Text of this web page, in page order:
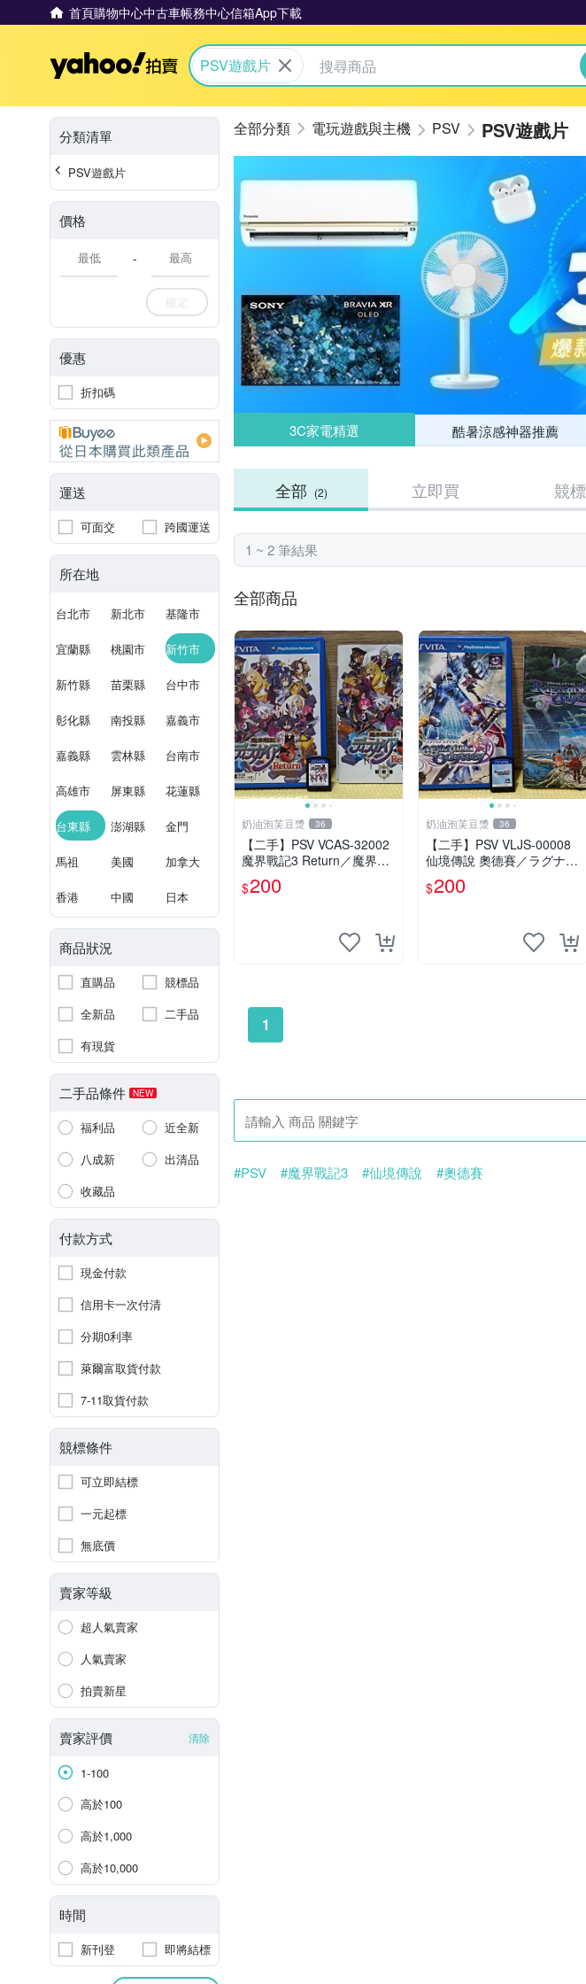
首頁購物中心中古車帳務中心信箱App下載
Yahoo拍賣
PSV遊戲片
分類清單
PSV遊戲片
價格
-
確定
優惠
折扣碼
運送
可面交 跨國運送
所在地
台北市 新北市 基隆市
宜蘭縣 桃園市 新竹市
新竹縣 苗栗縣 台中市
彰化縣 南投縣 嘉義市
嘉義縣 雲林縣 台南市
高雄市 屏東縣 花蓮縣
台東縣 澎湖縣 金門
馬祖 美國 加拿大
香港 中國 日本
商品狀況
直購品
競標品
全新品
二手品
有現貨
二手品條件 NEW
福利品
近全新
八成新
出清品
收藏品
付款方式
現金付款
信用卡一次付清
分期0利率
萊爾富取貨付款
7-11取貨付款
競標條件
可立即結標
一元起標
無底價
賣家等級
超人氣賣家
人氣賣家
拍賣新星
賣家評價 清除
1-100
高於100
高於1,000
高於10,000
時間
新刊登 即將結標
電玩遊戲與主機 PSV PSV遊戲片
3C家電精選 酷暑涼感神器推薦
全部 (2) 立即買 競標
1 ~ 2 筆結果
全部商品
奶油泡芙豆漿 36
【二手】PSV VCAS-32002
魔界戰記3 Return／魔界戦
記ディスガイア3 Return／
Disgaea 3 Return
$200
奶油泡芙豆漿 36
【二手】PSV VLJS-00008
仙境傳說 奧德賽／ラグナロ
ク オデッセイ／Ragnarok
Odyssey
$200
1
#PSV #魔界戰記3 #仙境傳說 #奧德賽